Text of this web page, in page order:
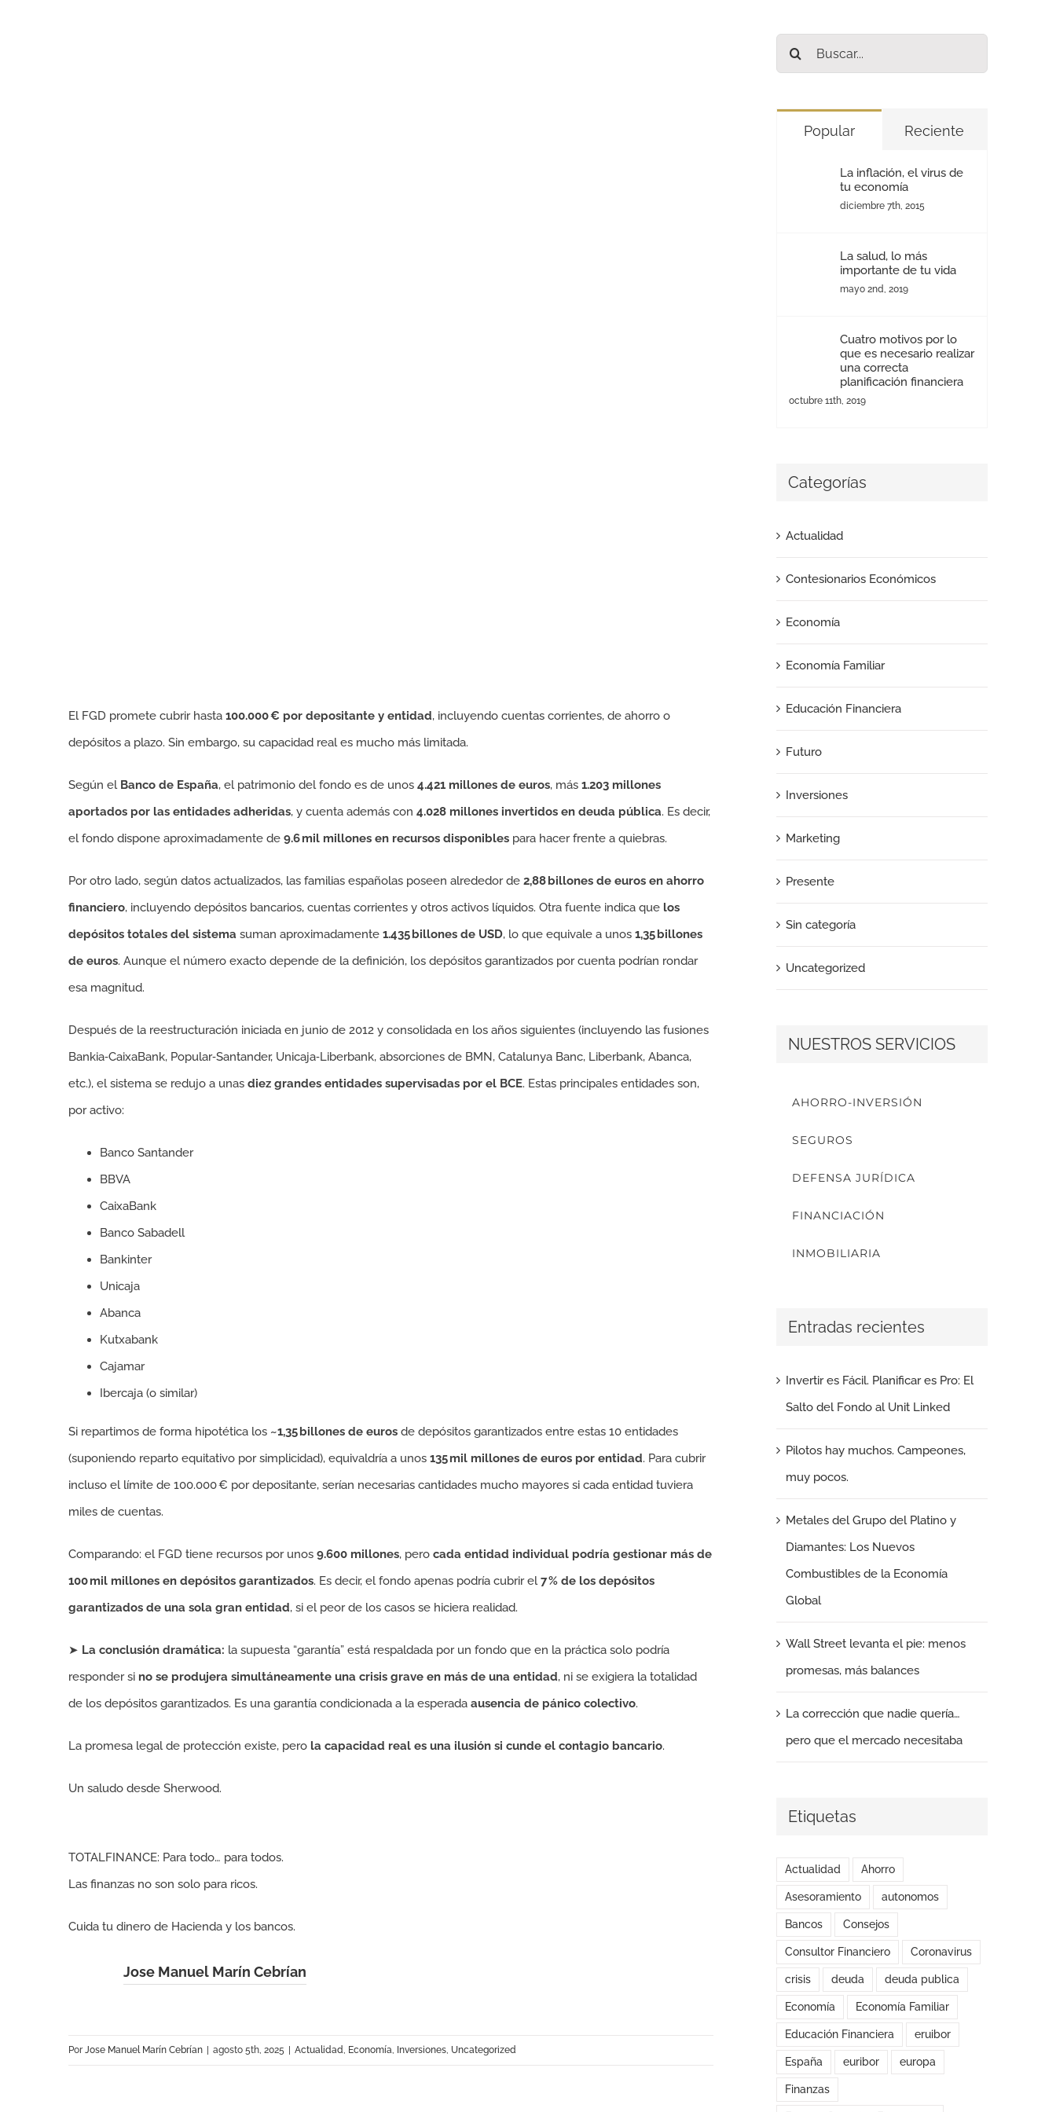
El FGD promete cubrir hasta 100.000 € por depositante y entidad, incluyendo cuentas corrientes, de ahorro o
depósitos a plazo. Sin embargo, su capacidad real es mucho más limitada.
Según el Banco de España, el patrimonio del fondo es de unos 4.421 millones de euros, más 1.203 millones
aportados por las entidades adheridas, y cuenta además con 4.028 millones invertidos en deuda pública. Es decir,
el fondo dispone aproximadamente de 9.6 mil millones en recursos disponibles para hacer frente a quiebras.
Por otro lado, según datos actualizados, las familias españolas poseen alrededor de 2,88 billones de euros en ahorro
financiero, incluyendo depósitos bancarios, cuentas corrientes y otros activos líquidos. Otra fuente indica que los
depósitos totales del sistema suman aproximadamente 1.435 billones de USD, lo que equivale a unos 1,35 billones
de euros. Aunque el número exacto depende de la definición, los depósitos garantizados por cuenta podrían rondar
esa magnitud.
Después de la reestructuración iniciada en junio de 2012 y consolidada en los años siguientes (incluyendo las fusiones
Bankia‑CaixaBank, Popular‑Santander, Unicaja‑Liberbank, absorciones de BMN, Catalunya Banc, Liberbank, Abanca,
etc.), el sistema se redujo a unas diez grandes entidades supervisadas por el BCE. Estas principales entidades son,
por activo:
Banco Santander
BBVA
CaixaBank
Banco Sabadell
Bankinter
Unicaja
Abanca
Kutxabank
Cajamar
Ibercaja (o similar)
Si repartimos de forma hipotética los ~1,35 billones de euros de depósitos garantizados entre estas 10 entidades
(suponiendo reparto equitativo por simplicidad), equivaldría a unos 135 mil millones de euros por entidad. Para cubrir
incluso el límite de 100.000 € por depositante, serían necesarias cantidades mucho mayores si cada entidad tuviera
miles de cuentas.
Comparando: el FGD tiene recursos por unos 9.600 millones, pero cada entidad individual podría gestionar más de
100 mil millones en depósitos garantizados. Es decir, el fondo apenas podría cubrir el7 % de los depósitos
garantizados de una sola gran entidad, si el peor de los casos se hiciera realidad.
➤ La conclusión dramática: la supuesta “garantía” está respaldada por un fondo que en la práctica solo podría
responder si no se produjera simultáneamente una crisis grave en más de una entidad, ni se exigiera la totalidad
de los depósitos garantizados. Es una garantía condicionada a la esperada ausencia de pánico colectivo.
La promesa legal de protección existe, pero la capacidad real es una ilusión si cunde el contagio bancario.
Un saludo desde Sherwood.
TOTALFINANCE: Para todo… para todos.
Las finanzas no son solo para ricos.
Cuida tu dinero de Hacienda y los bancos.
Jose Manuel Marín Cebrían
PorJose Manuel Marín Cebrían | agosto 5th, 2025 | Actualidad, Economía, Inversiones, Uncategorized
Buscar:
Popular Reciente
La inflación, el virus de
tu economía
diciembre 7th, 2015
La salud, lo más
importante de tu vida
mayo 2nd, 2019
Cuatro motivos por lo
que es necesario realizar
una correcta
planificación financiera
octubre 11th, 2019
Categorías
Actualidad
Contesionarios Económicos
Economía
Economía Familiar
Educación Financiera
Futuro
Inversiones
Marketing
Presente
Sin categoría
Uncategorized
NUESTROS SERVICIOS
AHORRO-INVERSIÓN
SEGUROS
DEFENSA JURÍDICA
FINANCIACIÓN
INMOBILIARIA
Entradas recientes
Invertir es Fácil. Planificar es Pro: El
Salto del Fondo al Unit Linked
Pilotos hay muchos. Campeones,
muy pocos.
Metales del Grupo del Platino y
Diamantes: Los Nuevos
Combustibles de la Economía
Global
Wall Street levanta el pie: menos
promesas, más balances
La corrección que nadie quería…
pero que el mercado necesitaba
Etiquetas
Actualidad Ahorro
Asesoramiento autonomos
Bancos Consejos
Consultor Financiero Coronavirus
crisis deuda deuda publica
Economía Economía Familiar
Educación Financiera eruibor
España euribor europa
Finanzas